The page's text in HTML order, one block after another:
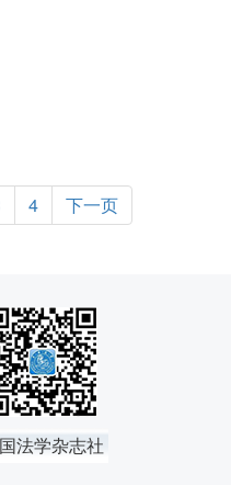
4 下一页
法学杂志社